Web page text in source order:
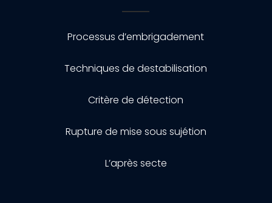
Processus d’embrigadement
Techniques de destabilisation
Critère de détection
Rupture de mise sous sujétion
L’après secte